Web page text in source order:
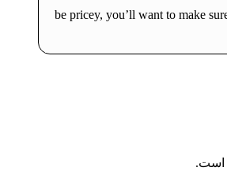
be pricey, you’ll want to make
است.